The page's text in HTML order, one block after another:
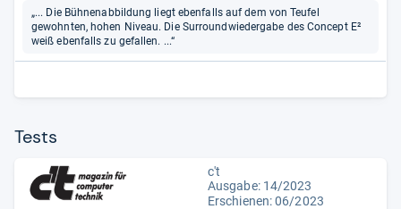
„... Die Bühnenabbildung liegt ebenfalls auf dem von Teufel
gewohnten, hohen Niveau. Die Surroundwiedergabe des Concept E²
weiß ebenfalls zu gefallen. ...“
Tests
c't
Ausgabe: 14/2023
Erschienen: 06/2023